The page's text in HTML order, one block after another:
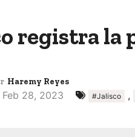
registra la
Haremy Reyes
Feb 28, 2023 #Jalisco ,